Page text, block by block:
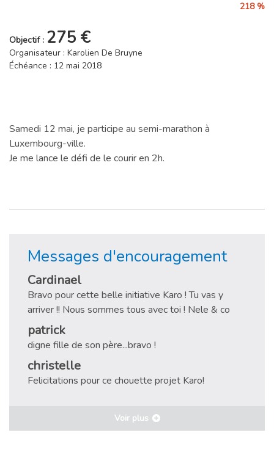
218 %
Objectif : 275 €
Organisateur : Karolien De Bruyne
Échéance : 12 mai 2018
Samedi 12 mai, je participe au semi-marathon à
Luxembourg-ville.
Je me lance le défi de le courir en 2h.
Messages d'encouragement
Cardinael
Bravo pour cette belle initiative Karo ! Tu vas y
arriver !! Nous sommes tous avec toi ! Nele & co
patrick
digne fille de son père...bravo !
christelle
Felicitations pour ce chouette projet Karo!
Voir plus